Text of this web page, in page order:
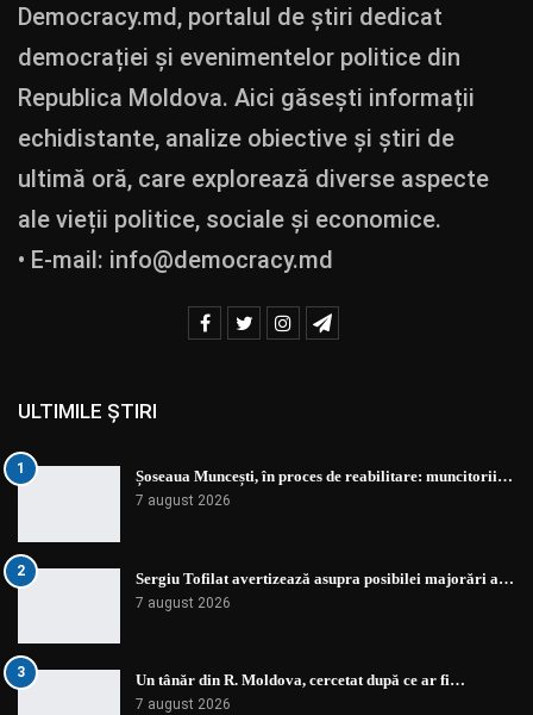
Democracy.md, portalul de știri dedicat
democrației și evenimentelor politice din
Republica Moldova. Aici găsești informații
echidistante, analize obiective și știri de
ultimă oră, care explorează diverse aspecte
ale vieții politice, sociale și economice.
• E-mail: info@democracy.md
ULTIMILE ȘTIRI
1 Șoseaua Muncești, în proces de reabilitare: muncitorii…
7 august 2026
2 Sergiu Tofilat avertizează asupra posibilei majorări a…
7 august 2026
3 Un tânăr din R. Moldova, cercetat după ce ar fi…
7 august 2026